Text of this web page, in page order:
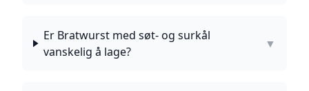
Er Bratwurst med søt- og surkål
vanskelig å lage?
▼